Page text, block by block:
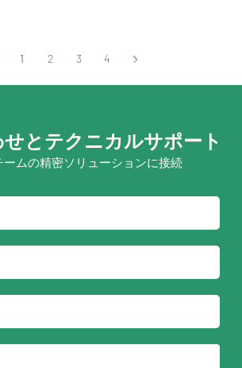
1 2 3 4
とテクニカルサポート
ームの精密ソリューションに接続